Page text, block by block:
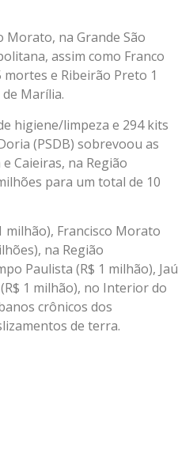
Morato, na Grande São
assim como Franco
e Ribeirão Preto 1
Marília.
higiene/limpeza e 294 kits
(PSDB) sobrevoou as
Caieiras, na Região
para um total de 10
milhão), Francisco Morato
na Região
Paulista (R$ 1 milhão), Jaú
1 milhão), no Interior do
crônicos dos
de terra.